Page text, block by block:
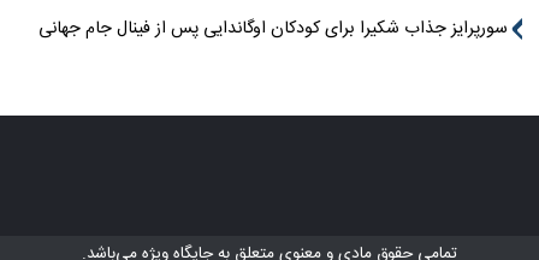
سورپرایز جذاب شکیرا برای کودکان اوگاندایی پس از فینال جام جهانی
تمامی حقوق مادی و معنوی متعلق بهجایگاه ویژهمی‌باشد.